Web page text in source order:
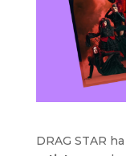
DRAG STAR